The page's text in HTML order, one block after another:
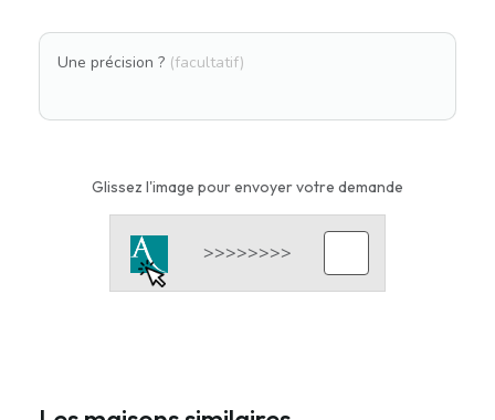
Une précision ? (facultatif)
Glissez l'image pour envoyer votre demande